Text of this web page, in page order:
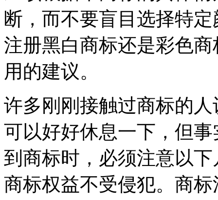
断，而不要盲目选择特
注册黑白商标还是彩色
用的建议。
许多刚刚接触过商标的
可以好好休息一下，但
到商标时，必须注意以
商标权益不受侵犯。商